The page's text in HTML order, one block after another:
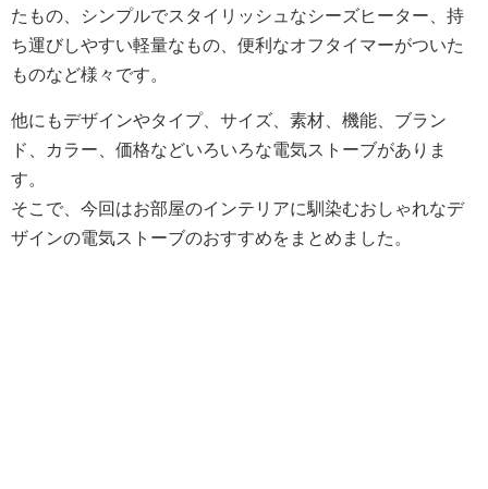
たもの、シンプルでスタイリッシュなシーズヒーター、持
ち運びしやすい軽量なもの、便利なオフタイマーがついた
ものなど様々です。
他にもデザインやタイプ、サイズ、素材、機能、ブラン
ド、カラー、価格などいろいろな電気ストーブがありま
す。
そこで、今回はお部屋のインテリアに馴染むおしゃれなデ
ザインの電気ストーブのおすすめをまとめました。